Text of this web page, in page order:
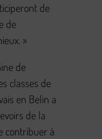
de
de
»
de
classes de
en Belin a
de la
contribuer à